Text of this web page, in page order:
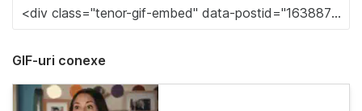
GIF-uri conexe